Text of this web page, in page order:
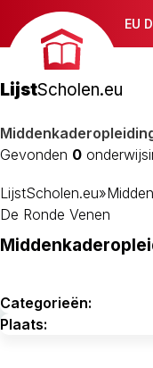
EU
LijstScholen.eu
Gevonden 0
LijstScholen.eu»
De Ronde Venen